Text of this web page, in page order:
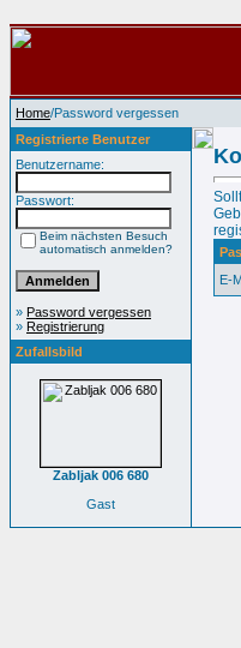
Home/Password vergessen
Registrierte Benutzer
Benutzername:
Passwort:
Beim nächsten Besuch
automatisch anmelden?
» Password vergessen
» Registrierung
Zufallsbild
Zabljak 006 680
Gast
E-